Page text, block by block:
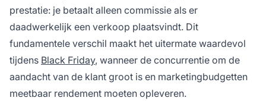
prestatie: je betaalt alleen commissie als er
daadwerkelijk een verkoop plaatsvindt. Dit
fundamentele verschil maakt het uitermate waardevol
tijdens Black Friday, wanneer de concurrentie om de
aandacht van de klant groot is en marketingbudgetten
meetbaar rendement moeten opleveren.